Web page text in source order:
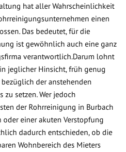
hat aller Wahrscheinlichkeit
einen
Das bedeutet, für die
ist gewöhnlich auch eine ganz
verantwortlich.Darum lohnt
jeglicher Hinsicht, früh genug
der anstehenden
setzen. Wer jedoch
der Rohrreinigung in Burbach
oder einer akuten Verstopfung
dadurch entschieden, ob die
Wohnbereich des Mieters